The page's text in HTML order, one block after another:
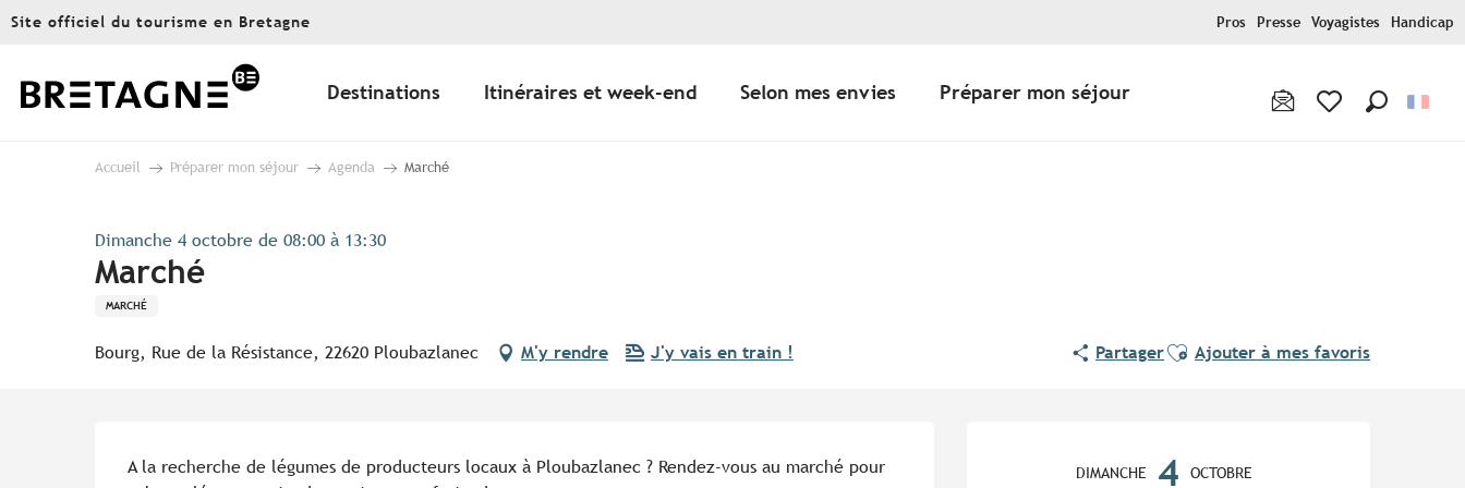
Aller
principal
Site officiel du tourisme en Bretagne Pros Presse Voyagistes Handicap
Destinations Itinéraires et week-end Selon mes envies Préparer mon séjour
Accueil Préparer mon séjour Agenda Marché
Dimanche 4 octobre de 08:00 à 13:30
Marché
MARCHÉ
Bourg, Rue de la Résistance, 22620 Ploubazlanec M'y rendre J'y vais en train ! PartagerAjouter aux favoris
Ajouter à mes favoris
DIMANCHE 4 OCTOBRE
A la recherche de légumes de producteurs locaux à Ploubazlanec ? Rendez-vous au marché pour